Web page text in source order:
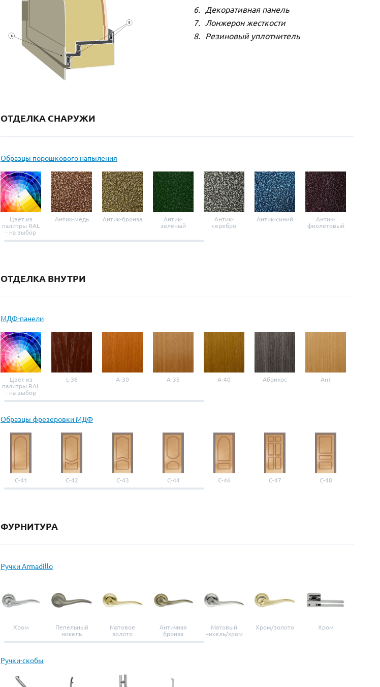
Декоративная панель
Лонжерон жесткости
Резиновый уплотнитель
ОТДЕЛКА СНАРУЖИ
Образцы порошкового напыления
Цвет из
палитры RAL
- на выбор
Антик-медь Антик-бронза
Антик-
зеленый
Антик-
серебро
Антик-синий
Антик-
фиолетовый
ОТДЕЛКА ВНУТРИ
МДФ-панели
Цвет из
палитры RAL
- на выбор
L-36 A-30 A-35 A-40 Абрикос Ант
Образцы фрезеровки МДФ
С-41 С-42 С-43 С-44 С-46 С-47 С-48
ФУРНИТУРА
Ручки Armadillo
Хром
Пепельный
никель
Матовое
золото
Античная
бронза
Матовый
никель/хром
Хром/золото Хром
Ручки-скобы